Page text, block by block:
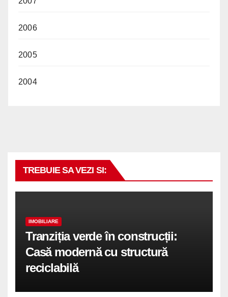
2006
2005
2004
TREBUIE SA VEZI SI:
IMOBILIARE
Tranziția verde în construcții:
Casă modernă cu structură
reciclabilă